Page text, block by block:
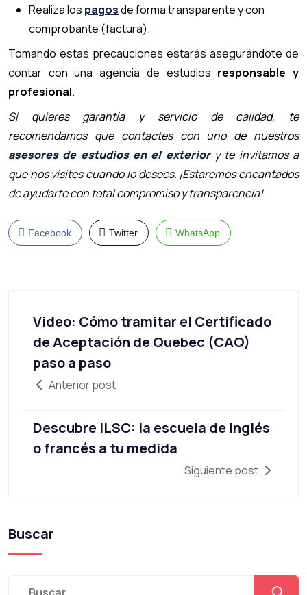
Realiza los pagosde forma transparente y con
comprobante (factura).
Tomando estas precauciones estarás asegurándote de
contar con una agencia de estudios responsable y
profesional.
Si quieres garantía y servicio de calidad, te
recomendamos que contactes con uno de nuestros
asesores de estudios en el exteriory te invitamos a
que nos visites cuando lo desees. ¡Estaremos encantados
de ayudarte con total compromiso y transparencia!
Facebook Twitter WhatsApp
Video: Cómo tramitar el Certificado
de Aceptación de Quebec (CAQ)
paso a paso
Anterior post
Descubre ILSC: la escuela de inglés
o francés a tu medida
Siguiente post
Buscar